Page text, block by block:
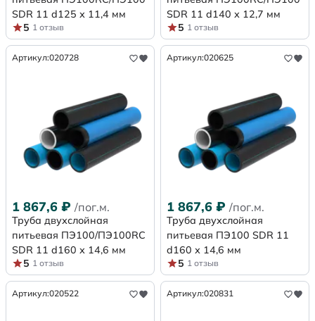
SDR 11 d125 х 11,4 мм
5 1 отзыв
SDR 11 d140 х 12,7 мм
5 1 отзыв
Артикул:020728
1 867,6 ₽ /пог.м.
Труба двухслойная
питьевая ПЭ100/ПЭ100RC
SDR 11 d160 х 14,6 мм
5 1 отзыв
Артикул:020625
1 867,6 ₽ /пог.м.
Труба двухслойная
питьевая ПЭ100 SDR 11
d160 х 14,6 мм
5 1 отзыв
Артикул:020522 Артикул:020831